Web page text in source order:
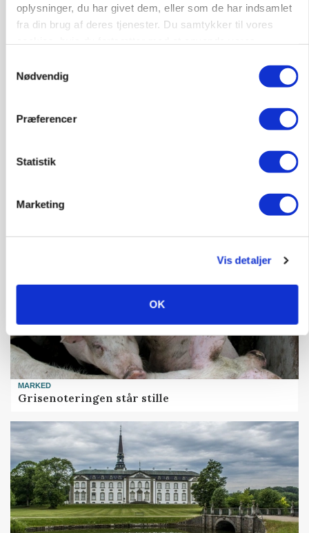
oplysninger, du har givet dem, eller som de har indsamlet
fra din brug af deres tjenester. Du samtykker til vores
Nødvendig
Præferencer
Statistik
Marketing
Vis detaljer
OK
Forserie til selvkørende skårlægger afprøves i år
MARKED
Grisenoteringen står stille